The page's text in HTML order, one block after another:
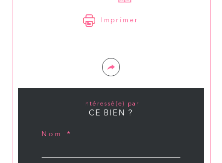
Imprimer
Intéressé(e) par
CE BIEN ?
Nom *